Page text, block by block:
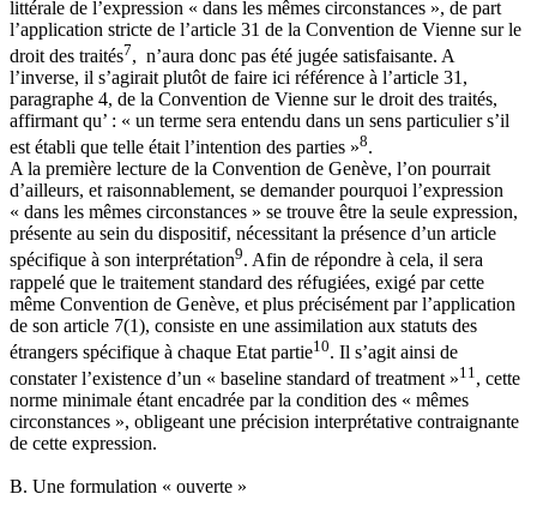
littérale de l’expression « dans les mêmes circonstances », de part
l’application stricte de l’article 31 de la Convention de Vienne sur le
droit des traités7, n’aura donc pas été jugée satisfaisante. A
l’inverse, il s’agirait plutôt de faire ici référence à l’article 31,
paragraphe 4, de la Convention de Vienne sur le droit des traités,
affirmant qu’ : « un terme sera entendu dans un sens particulier s’il
est établi que telle était l’intention des parties »8.
A la première lecture de la Convention de Genève, l’on pourrait
d’ailleurs, et raisonnablement, se demander pourquoi l’expression
« dans les mêmes circonstances » se trouve être la seule expression,
présente au sein du dispositif, nécessitant la présence d’un article
spécifique à son interprétation9. Afin de répondre à cela, il sera
rappelé que le traitement standard des réfugiées, exigé par cette
même Convention de Genève, et plus précisément par l’application
de son article 7(1), consiste en une assimilation aux statuts des
étrangers spécifique à chaque Etat partie10. Il s’agit ainsi de
constater l’existence d’un « baseline standard of treatment »11, cette
norme minimale étant encadrée par la condition des « mêmes
circonstances », obligeant une précision interprétative contraignante
de cette expression.
B. Une formulation « ouverte »